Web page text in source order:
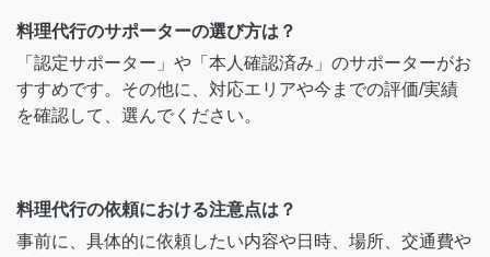
料理代行のサポーターの選び方は？
「認定サポーター」や「本人確認済み」のサポーターがお
すすめです。その他に、対応エリアや今までの評価/実績
を確認して、選んでください。
料理代行の依頼における注意点は？
事前に、具体的に依頼したい内容や日時、場所、交通費や